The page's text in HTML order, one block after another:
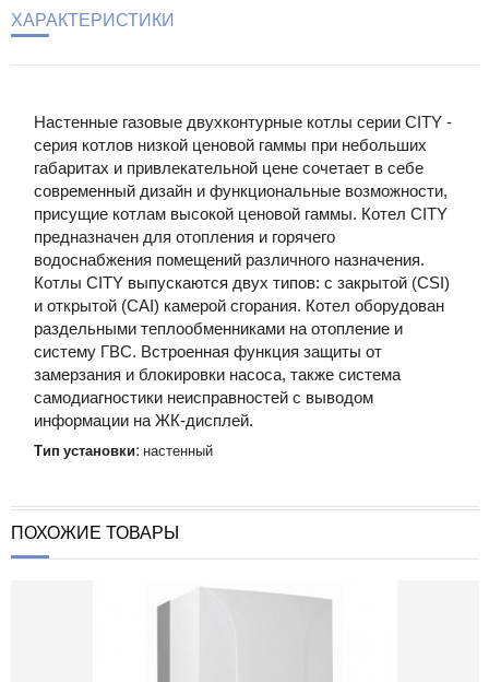
ХАРАКТЕРИСТИКИ
Настенные газовые двухконтурные котлы серии CITY -
серия котлов низкой ценовой гаммы при небольших
габаритах и привлекательной цене сочетает в себе
современный дизайн и функциональные возможности,
присущие котлам высокой ценовой гаммы. Котел CITY
предназначен для отопления и горячего
водоснабжения помещений различного назначения.
Котлы CITY выпускаются двух типов: с закрытой (CSI)
и открытой (CAI) камерой сгорания. Котел оборудован
раздельными теплообменниками на отопление и
систему ГВС. Встроенная функция защиты от
замерзания и блокировки насоса, также система
самодиагностики неисправностей с выводом
информации на ЖК-дисплей.
Тип установки: настенный
ПОХОЖИЕ ТОВАРЫ